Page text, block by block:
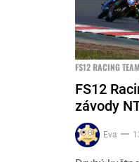
FS12 RACING TEAM
FS12
závody
Eva